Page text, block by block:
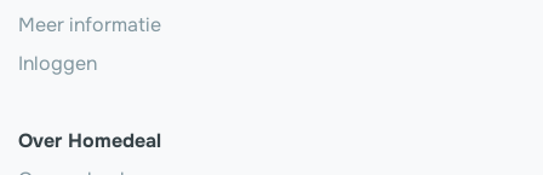
Meer informatie
Inloggen
Over Homedeal